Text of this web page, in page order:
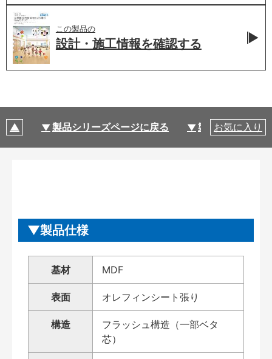
この製品の
設計・施工情報を確認する
製品シリーズページに戻る 製品仕様
お気に入り
製品仕様
基材 MDF
表面 オレフィンシート張り
構造
フラッシュ構造（一部ベタ
芯）